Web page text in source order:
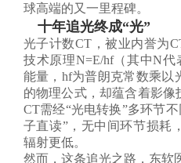
产品样册
联系我们
球高端的又一里程碑。
十年追光终成“光”
光子计数CT，被业内誉为
技术原理N=E/hf（其中N
能量，hf为普朗克常数乘以
的物理公式，却蕴含着影
CT需经“光电转换”多环节
子直读”，无中间环节损耗
辐射更低。
然而，这条追光之路，东软